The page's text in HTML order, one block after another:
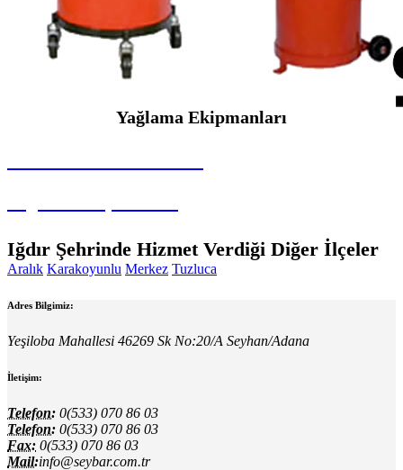
Yağlama Ekipmanları
Iğdır Şehrinde Hizmet Verdiği Diğer İlçeler
Aralık Karakoyunlu Merkez Tuzluca
Adres Bilgimiz:
Yeşiloba Mahallesi 46269 Sk No:20/A Seyhan/Adana
İletişim:
Telefon: 0(533) 070 86 03
Telefon: 0(533) 070 86 03
Fax: 0(533) 070 86 03
Mail:info@seybar.com.tr